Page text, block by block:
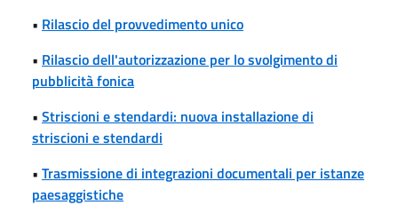
• Rilascio del provvedimento unico
• Rilascio dell'autorizzazione per lo svolgimento di
pubblicità fonica
• Striscioni e stendardi: nuova installazione di
striscioni e stendardi
• Trasmissione di integrazioni documentali per istanze
paesaggistiche